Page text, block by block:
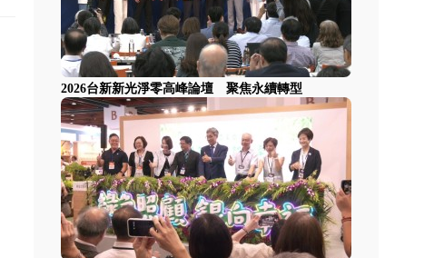
2026台新新光淨零高峰論壇 聚焦永續轉型